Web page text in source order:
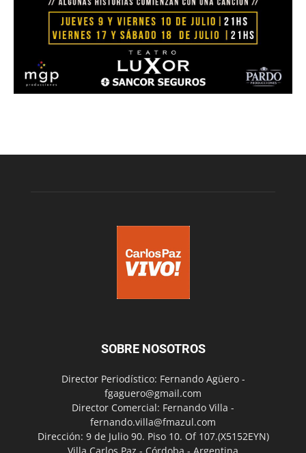
SOBRE NOSOTROS
Director Periodístico: Fernando Agüero -
fgaguero@gmail.com
Director Comercial: Fernando Villa -
fernando.villa@fmazul.com
Dirección: 9 de Julio 90. Piso 10. Of 107.(X5152EYN)